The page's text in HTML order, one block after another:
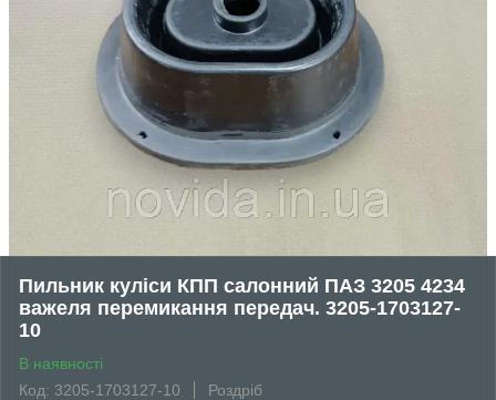
Пильник куліси КПП салонний ПАЗ 3205 4234
важеля перемикання передач. 3205-1703127-
10
В наявності
Код: 3205-1703127-10
Роздріб